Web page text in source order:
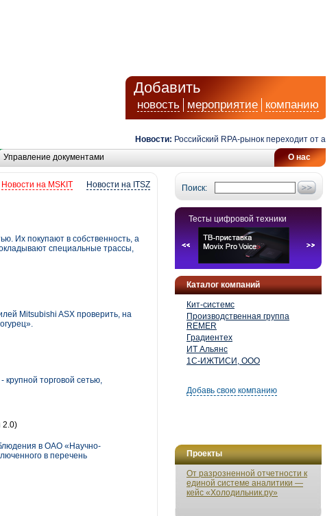
Добавить
новость мероприятие компанию
Новости: Российский RPA-рынок переходит от
О нас
Управление документами
Поиск:
Тесты цифровой техники
Каталог компаний
Кит-системс
Производственная группа
REMER
Градиентех
ИТ Альянс
1С-ИЖТИСИ, ООО
Добавь свою компанию
Проекты
От разрозненной отчетности к
единой системе аналитики —
кейс «Холодильник.ру»
Новости на ITSZ
Новости на MSKIT
Их покупают в собственность, а
специальные трассы,
Mitsubishi ASX проверить, на
торговой сетью,
2.0)
в ОАО «Научно-
в перечень